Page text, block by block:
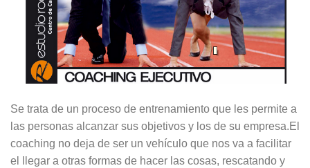
Se trata de un proceso de entrenamiento que les permite a
las personas alcanzar sus objetivos y los de su empresa.El
coaching no deja de ser un vehículo que nos va a facilitar
el llegar a otras formas de hacer las cosas, rescatando y